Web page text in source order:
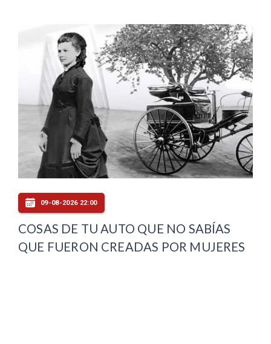
09-08-2026 22:00
COSAS DE TU AUTO QUE NO SABÍAS
QUE FUERON CREADAS POR MUJERES